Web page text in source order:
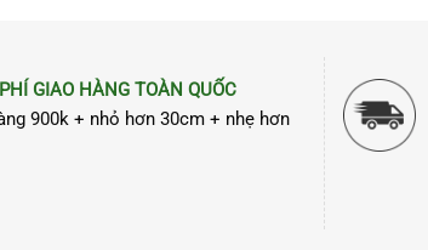
GIAO HÀNG TOÀN QUỐC
900k + nhỏ hơn 30cm + nhẹ hơn